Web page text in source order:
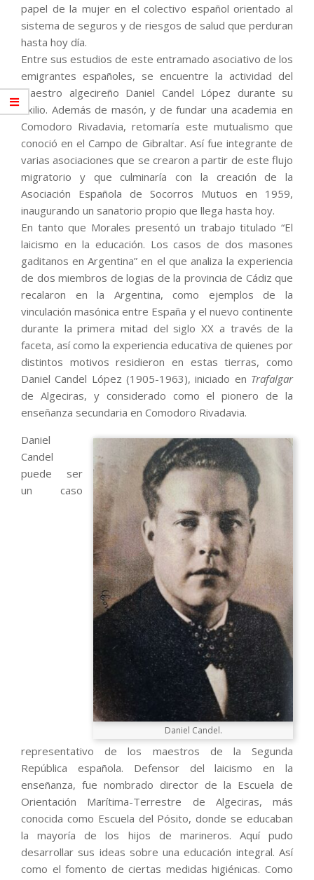
papel de la mujer en el colectivo español orientado al
sistema de seguros y de riesgos de salud que perduran
hasta hoy día.
Entre sus estudios de este entramado asociativo de los
emigrantes españoles, se encuentre la actividad del
maestro algecireño Daniel Candel López durante su
exilio. Además de masón, y de fundar una academia en
Comodoro Rivadavia, retomaría este mutualismo que
conoció en el Campo de Gibraltar. Así fue integrante de
varias asociaciones que se crearon a partir de este flujo
migratorio y que culminaría con la creación de la
Asociación Española de Socorros Mutuos en 1959,
inaugurando un sanatorio propio que llega hasta hoy.
En tanto que Morales presentó un trabajo titulado “El
laicismo en la educación. Los casos de dos masones
gaditanos en Argentina” en el que analiza la experiencia
de dos miembros de logias de la provincia de Cádiz que
recalaron en la Argentina, como ejemplos de la
vinculación masónica entre España y el nuevo continente
durante la primera mitad del siglo XX a través de la
faceta, así como la experiencia educativa de quienes por
distintos motivos residieron en estas tierras, como
Daniel Candel López (1905-1963), iniciado en Trafalgar
de Algeciras, y considerado como el pionero de la
enseñanza secundaria en Comodoro Rivadavia.
Daniel Candel.
Daniel
Candel
puede ser
un caso
representativo de los maestros de la Segunda
República española. Defensor del laicismo en la
enseñanza, fue nombrado director de la Escuela de
Orientación Marítima-Terrestre de Algeciras, más
conocida como Escuela del Pósito, donde se educaban
la mayoría de los hijos de marineros. Aquí pudo
desarrollar sus ideas sobre una educación integral. Así
como el fomento de ciertas medidas higiénicas. Como